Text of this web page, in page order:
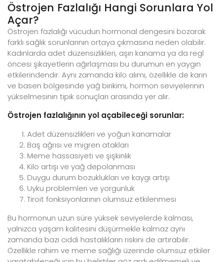
Östrojen Fazlalığı Hangi Sorunlara Yol
Açar?
Östrojen fazlalığı vücudun hormonal dengesini bozarak
farklı sağlık sorunlarının ortaya çıkmasına neden olabilir.
Kadınlarda adet düzensizlikleri, aşırı kanama ya da regl
öncesi şikayetlerin ağırlaşması bu durumun en yaygın
etkilerindendir. Aynı zamanda kilo alımı, özellikle de karın
ve basen bölgesinde yağ birikimi, hormon seviyelerinin
yükselmesinin tipik sonuçları arasında yer alır.
Östrojen fazlalığının yol açabileceği sorunlar:
Adet düzensizlikleri ve yoğun kanamalar
Baş ağrısı ve migren atakları
Meme hassasiyeti ve şişkinlik
Kilo artışı ve yağ depolanması
Duygu durum bozuklukları ve kaygı artışı
Uyku problemleri ve yorgunluk
Tiroit fonksiyonlarının olumsuz etkilenmesi
Bu hormonun uzun süre yüksek seviyelerde kalması,
yalnızca yaşam kalitesini düşürmekle kalmaz aynı
zamanda bazı ciddi hastalıkların riskini de artırabilir.
Özellikle rahim ve meme sağlığı üzerinde olumsuz etkiler